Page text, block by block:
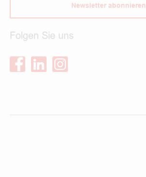
Newsletter abonnieren
Folgen Sie uns